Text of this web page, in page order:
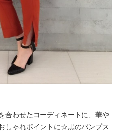
合わせたコーディネートに、華や
しゃれポイントに☆黒のパンプス